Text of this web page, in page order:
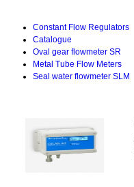
Constant Flow Regulators
Catalogue
Oval gear flowmeter SR
Metal Tube Flow Meters
Seal water flowmeter SLM